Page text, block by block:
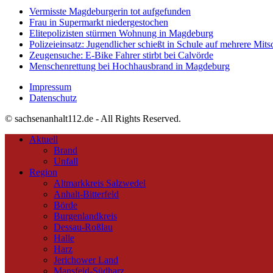
Vermisste Magdeburgerin tot aufgefunden
Frau in Supermarkt niedergestochen
Elitepolizisten stürmen Wohnung in Magdeburg
Polizeieinsatz: Jugendlicher schießt in Schule auf mehrere
Zeugensuche: E-Bike Fahrer stirbt bei Calvörde
Menschenrettung bei Hochhausbrand in Magdeburg
Impressum
Datenschutz
© sachsenanhalt112.de - All Rights Reserved.
Aktuell
Brand
Unfall
Region
Altmarkkreis Salzwedel
Anhalt-Bitterfeld
Börde
Burgenlandkreis
Dessau-Roßlau
Halle
Harz
Jerichower Land
Mansfeld-Südharz